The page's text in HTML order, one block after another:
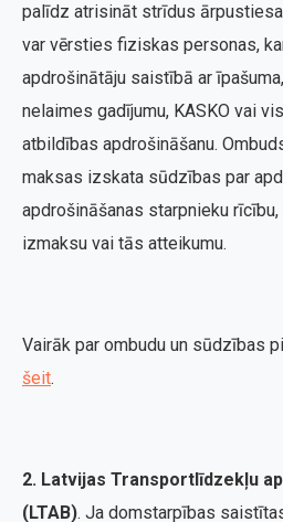
palīdz atrisināt strīdus
var vērsties fiziskas personas,
apdrošinātāju saistībā ar
nelaimes gadījumu, KASKO vai
atbildības apdrošināšanu.
maksas izskata sūdzības par
apdrošināšanas starpnieku
izmaksu vai tās atteikumu.
Vairāk par ombudu un sūdzības
šeit.
2. Latvijas Transportlīdzekļu
(LTAB). Ja domstarpības